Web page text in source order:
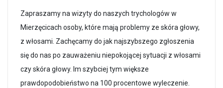
Zapraszamy na wizyty do naszych trychologów w
Mierzęcicach osoby, które mają problemy ze skóra głowy,
z włosami. Zachęcamy do jak najszybszego zgłoszenia
się do nas po zauważeniu niepokojącej sytuacji z włosami
czy skóra głowy. Im szybciej tym większe
prawdopodobieństwo na 100 procentowe wyleczenie.